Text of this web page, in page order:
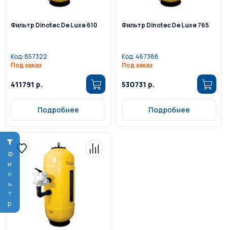
Фильтр
Фильтр Dinotec De Luxe 610
Код:857322
Под заказ
411791 р.
Подробнее
Фильтр Dinotec De Luxe 765
Код: 467388
Под заказ
530731 р.
Подробнее